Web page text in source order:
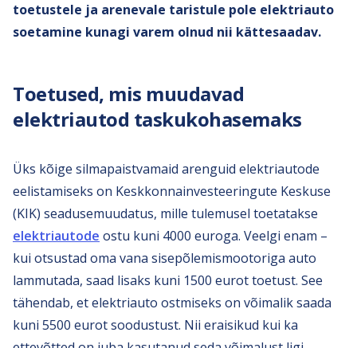
toetustele ja arenevale taristule pole elektriauto
soetamine kunagi varem olnud nii kättesaadav.
Toetused, mis muudavad
elektriautod taskukohasemaks
Üks kõige silmapaistvamaid arenguid elektriautode
eelistamiseks on Keskkonnainvesteeringute Keskuse
(KIK) seadusemuudatus, mille tulemusel toetatakse
elektriautode ostu kuni 4000 euroga. Veelgi enam –
kui otsustad oma vana sisepõlemismootoriga auto
lammutada, saad lisaks kuni 1500 eurot toetust. See
tähendab, et elektriauto ostmiseks on võimalik saada
kuni 5500 eurot soodustust. Nii eraisikud kui ka